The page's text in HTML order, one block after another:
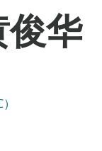
华